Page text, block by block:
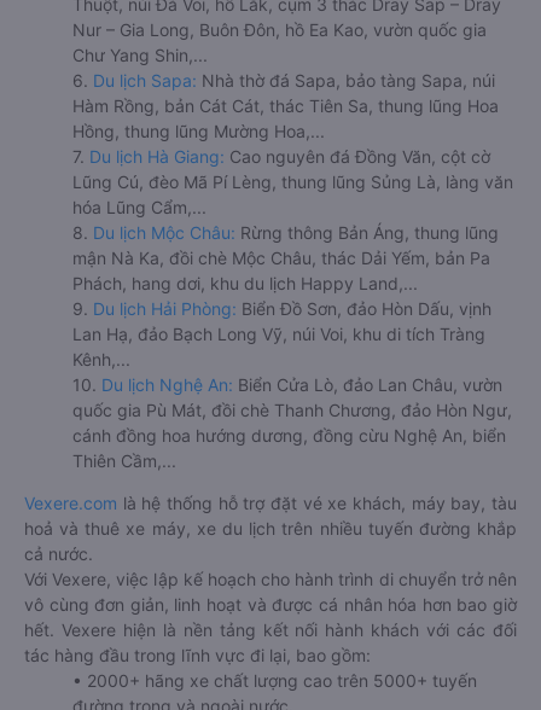
Thuột, núi Đá Voi, hồ Lắk, cụm 3 thác Dray Sap – Dray
Nur – Gia Long, Buôn Đôn, hồ Ea Kao, vườn quốc gia
Chư Yang Shin,...
6. Du lịch Sapa: Nhà thờ đá Sapa, bảo tàng Sapa, núi
Hàm Rồng, bản Cát Cát, thác Tiên Sa, thung lũng Hoa
Hồng, thung lũng Mường Hoa,...
7. Du lịch Hà Giang: Cao nguyên đá Đồng Văn, cột cờ
Lũng Cú, đèo Mã Pí Lèng, thung lũng Sủng Là, làng văn
hóa Lũng Cẩm,...
8. Du lịch Mộc Châu: Rừng thông Bản Áng, thung lũng
mận Nà Ka, đồi chè Mộc Châu, thác Dải Yếm, bản Pa
Phách, hang dơi, khu du lịch Happy Land,...
9. Du lịch Hải Phòng: Biển Đồ Sơn, đảo Hòn Dấu, vịnh
Lan Hạ, đảo Bạch Long Vỹ, núi Voi, khu di tích Tràng
Kênh,...
10. Du lịch Nghệ An: Biển Cửa Lò, đảo Lan Châu, vườn
quốc gia Pù Mát, đồi chè Thanh Chương, đảo Hòn Ngư,
cánh đồng hoa hướng dương, đồng cừu Nghệ An, biển
Thiên Cầm,...
Vexere.com là hệ thống hỗ trợ đặt vé xe khách, máy bay, tàu
hoả và thuê xe máy, xe du lịch trên nhiều tuyến đường khắp
cả nước.
Với Vexere, việc lập kế hoạch cho hành trình di chuyển trở nên
vô cùng đơn giản, linh hoạt và được cá nhân hóa hơn bao giờ
hết. Vexere hiện là nền tảng kết nối hành khách với các đối
tác hàng đầu trong lĩnh vực đi lại, bao gồm:
• 2000+ hãng xe chất lượng cao trên 5000+ tuyến
đường trong và ngoài nước.